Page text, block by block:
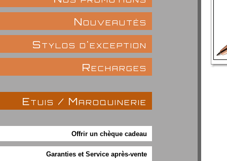
Nouveautés
Stylos d'exception
Recharges
Etuis / Maroquinerie
Offrir un chèque cadeau
Garanties et Service après-vente